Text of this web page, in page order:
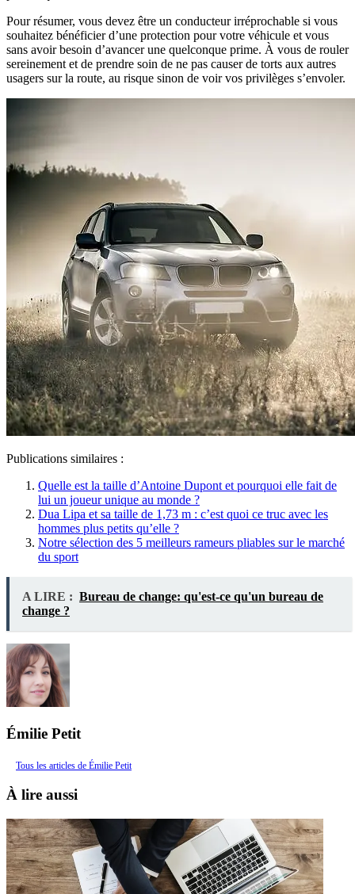
Pour résumer, vous devez être un conducteur irréprochable si vous
souhaitez bénéficier d’une protection pour votre véhicule et vous
sans avoir besoin d’avancer une quelconque prime. À vous de rouler
sereinement et de prendre soin de ne pas causer de torts aux autres
usagers sur la route, au risque sinon de voir vos privilèges s’envoler.
Publications similaires :
Quelle est la taille d’Antoine Dupont et pourquoi elle fait de
lui un joueur unique au monde ?
Dua Lipa et sa taille de 1,73 m : c’est quoi ce truc avec les
hommes plus petits qu’elle ?
Notre sélection des 5 meilleurs rameurs pliables sur le marché
du sport
A LIRE : Bureau de change: qu'est-ce qu'un bureau de
change ?
Émilie Petit
Tous les articles de Émilie Petit
À lire aussi